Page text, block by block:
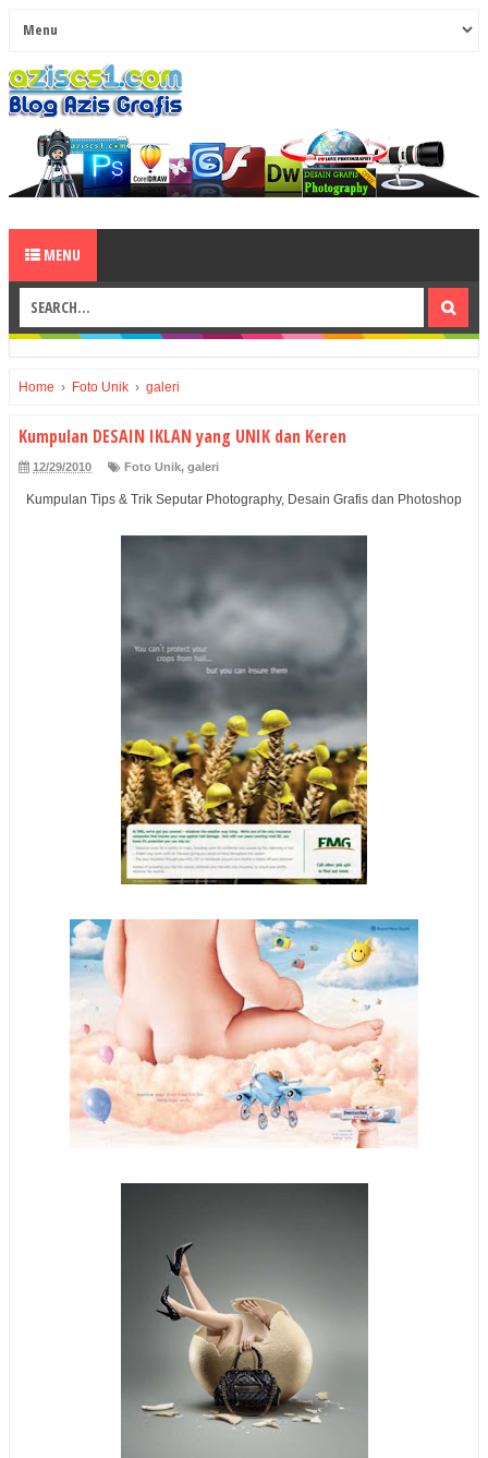
MENU
Home › Foto Unik › galeri
Kumpulan DESAIN IKLAN yang UNIK dan Keren
12/29/2010 Foto Unik, galeri
Kumpulan Tips & Trik Seputar Photography, Desain Grafis dan Photoshop